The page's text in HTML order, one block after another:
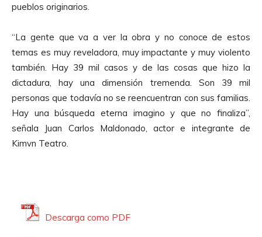
t
d
e
A
u
d
i
o
pueblos originarios.
“La gente que va a ver la obra y no conoce de estos
temas es muy reveladora, muy impactante y muy violento
también. Hay 39 mil casos y de las cosas que hizo la
dictadura, hay una dimensión tremenda. Son 39 mil
personas que todavía no se reencuentran con sus familias.
Hay una búsqueda eterna imagino y que no finaliza”,
señala Juan Carlos Maldonado, actor e integrante de
Kimvn Teatro.
Descarga como PDF